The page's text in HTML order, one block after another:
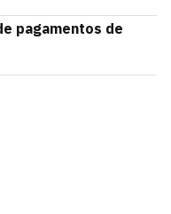
pagamentos de